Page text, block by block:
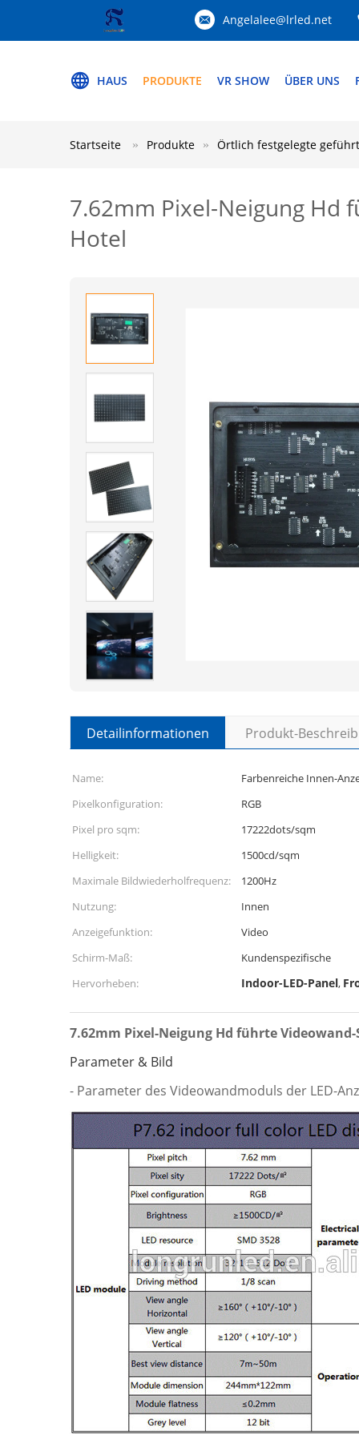
Angelalee@lrled.net
HAUS PRODUKTE VR SHOW ÜBER UNS
Startseite Produkte Örtlich festgelegte
7.62mm Pixel-Neigung Hd
Hotel
Detailinformationen Produkt-
Name:
Farbenreiche Innen-
Pixelkonfiguration:
RGB
Pixel pro sqm:
17222dots/sqm
Helligkeit:
1500cd/sqm
Maximale Bildwiederholfrequenz:
1200Hz
Nutzung:
Innen
Anzeigefunktion:
Video
Schirm-Maß:
Kundenspezifische
Hervorheben:
Indoor-LED-Panel,
7.62mm Pixel-Neigung Hd führte
Parameter & Bild
- Parameter des Videowandmoduls der LED-